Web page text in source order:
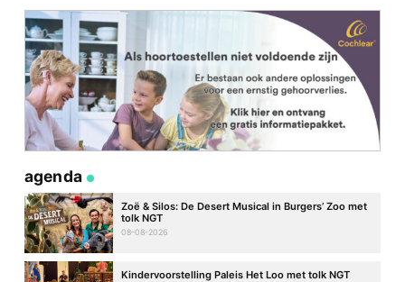
agenda
Zoë & Silos: De Desert Musical in Burgers’ Zoo met
tolk NGT
08-08-2026
Kindervoorstelling Paleis Het Loo met tolk NGT